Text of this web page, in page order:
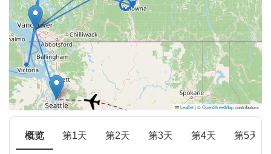
Leaflet|©OpenStreetMapcontributors
概览 第1天 第2天 第3天 第4天 第5天